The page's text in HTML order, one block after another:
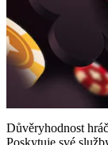
Důvěryhodnost